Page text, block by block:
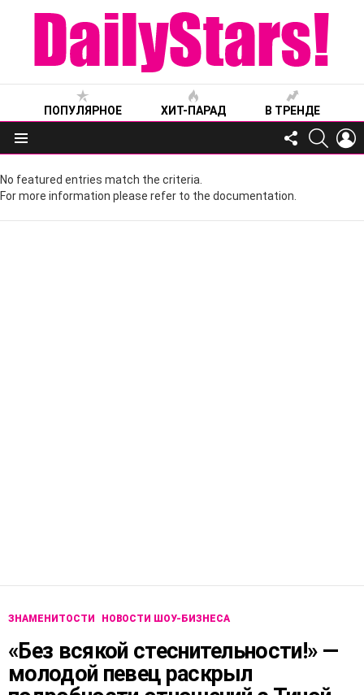
ПОПУЛЯРНОЕ ХИТ-ПАРАД В ТРЕНДЕ
Меню
FOLLOW
US
No featured entries match the criteria.
For more information please refer to the documentation.
ЗНАМЕНИТОСТИ НОВОСТИ ШОУ-БИЗНЕСА
«Без всякой стеснительности!» —
молодой певец раскрыл